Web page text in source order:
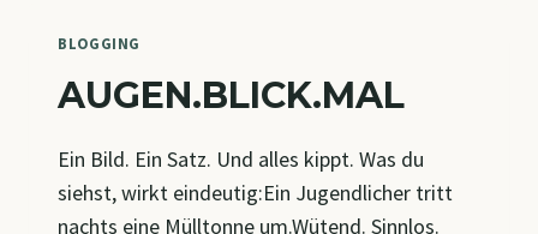
BLOGGING
AUGEN.BLICK.MAL
Ein Bild. Ein Satz. Und alles kippt. Was du
siehst, wirkt eindeutig:Ein Jugendlicher tritt
nachts eine Mülltonne um.Wütend. Sinnlos.